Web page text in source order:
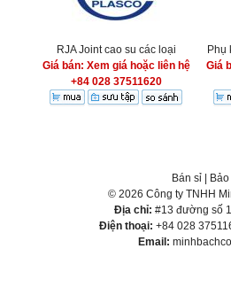
RJA Joint cao su các loại
Giá bán: Xem giá hoặc liên hệ
+84 028 37511620
Phụ
Giá
Bán sỉ
© 2026 Công ty TNHH
Địa chỉ: #13 đường số
Điện thoại: +84 028
Email: